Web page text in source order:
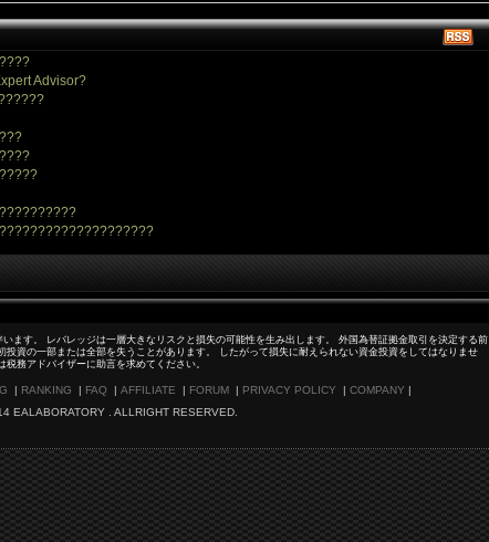
Advisor?
ます。 レバレッジは一層大きなリスクと損失の可能性を生み出します。 外国為替証拠金取引を決定する前
資の一部または全部を失うことがあります。 したがって損失に耐えられない資金投資をしてはなりませ
務アドバイザーに助言を求めてください。
| RANKING | FAQ| AFFILIATE | FORUM| PRIVACY POLICY | COMPANY |
EALABORATORY . ALLRIGHT RESERVED.